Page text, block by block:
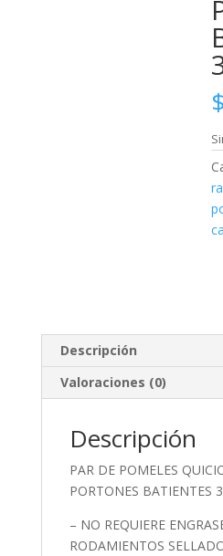
$
Descripción
Valoraciones (0)
Descripción
PAR DE POMELES
PORTONES BATIENTES
– NO REQUIERE
RODAMIENTOS